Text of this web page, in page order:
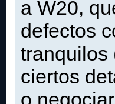
a W20,
defectos
tranquilos
ciertos
o